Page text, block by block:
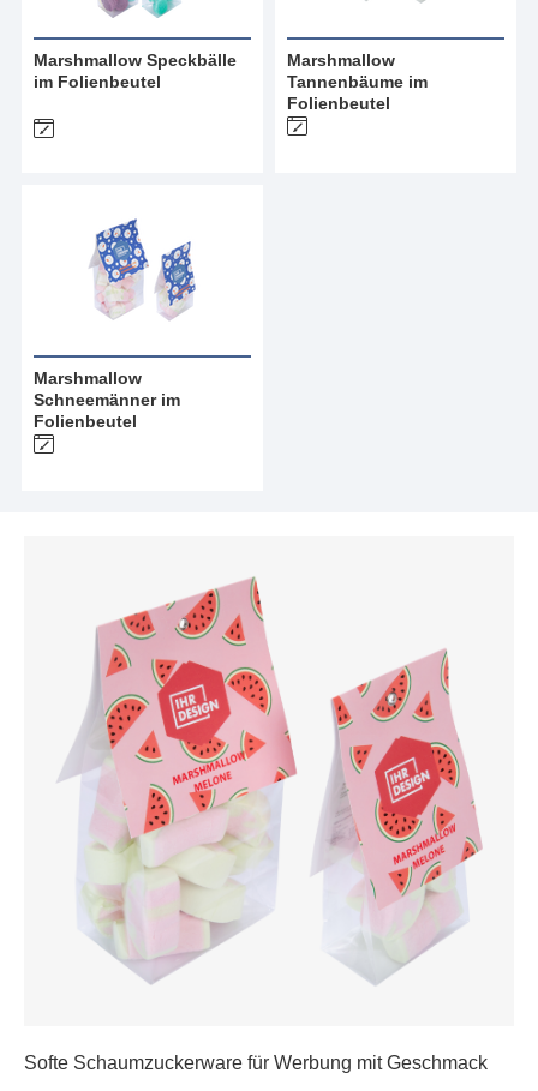
Marshmallow Speckbälle
im Folienbeutel
Marshmallow
Tannenbäume im
Folienbeutel
Marshmallow
Schneemänner im
Folienbeutel
Softe Schaumzuckerware für Werbung mit Geschmack